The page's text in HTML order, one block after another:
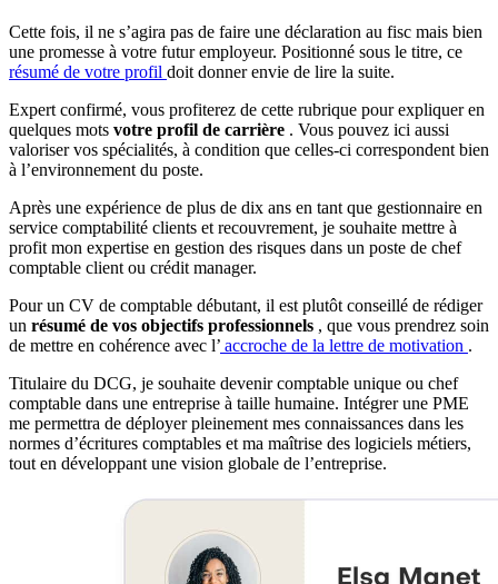
Cette fois, il ne s’agira pas de faire une déclaration au fisc mais bien
une promesse à votre futur employeur. Positionné sous le titre, ce
résumé de votre profil doit donner envie de lire la suite.
Expert confirmé, vous profiterez de cette rubrique pour expliquer en
quelques mots votre profil de carrière . Vous pouvez ici aussi
valoriser vos spécialités, à condition que celles-ci correspondent bien
à l’environnement du poste.
Après une expérience de plus de dix ans en tant que gestionnaire en
service comptabilité clients et recouvrement, je souhaite mettre à
profit mon expertise en gestion des risques dans un poste de chef
comptable client ou crédit manager.
Pour un CV de comptable débutant, il est plutôt conseillé de rédiger
un résumé de vos objectifs professionnels , que vous prendrez soin
de mettre en cohérence avec l’ accroche de la lettre de motivation .
Titulaire du DCG, je souhaite devenir comptable unique ou chef
comptable dans une entreprise à taille humaine. Intégrer une PME
me permettra de déployer pleinement mes connaissances dans les
normes d’écritures comptables et ma maîtrise des logiciels métiers,
tout en développant une vision globale de l’entreprise.